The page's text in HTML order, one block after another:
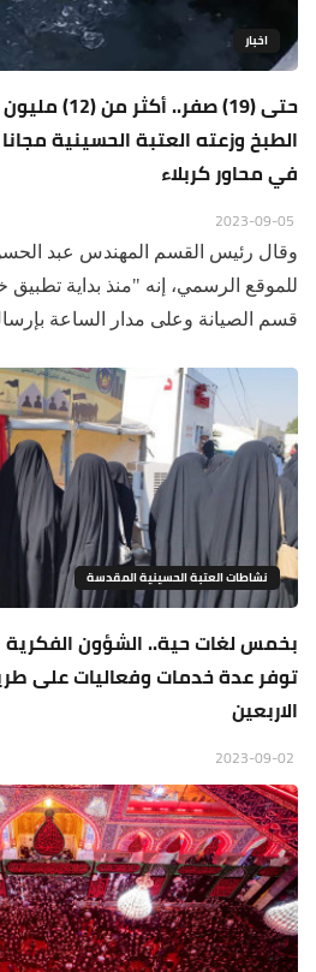
اخبار
الطبخ وزعته العتبة الحسينية
في محاور كربلاء
وقال رئيس القسم المهندس عبد
للموقع الرسمي، إنه "منذ بداية تطبيق
قسم الصيانة وعلى مدار الساعة
نشاطات العتبة الحسينية المقدسة
بخمس لغات حية.. الشؤون الفكرية
توفر عدة خدمات وفعاليات على
الاربعين